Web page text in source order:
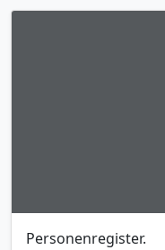
Personenregister.